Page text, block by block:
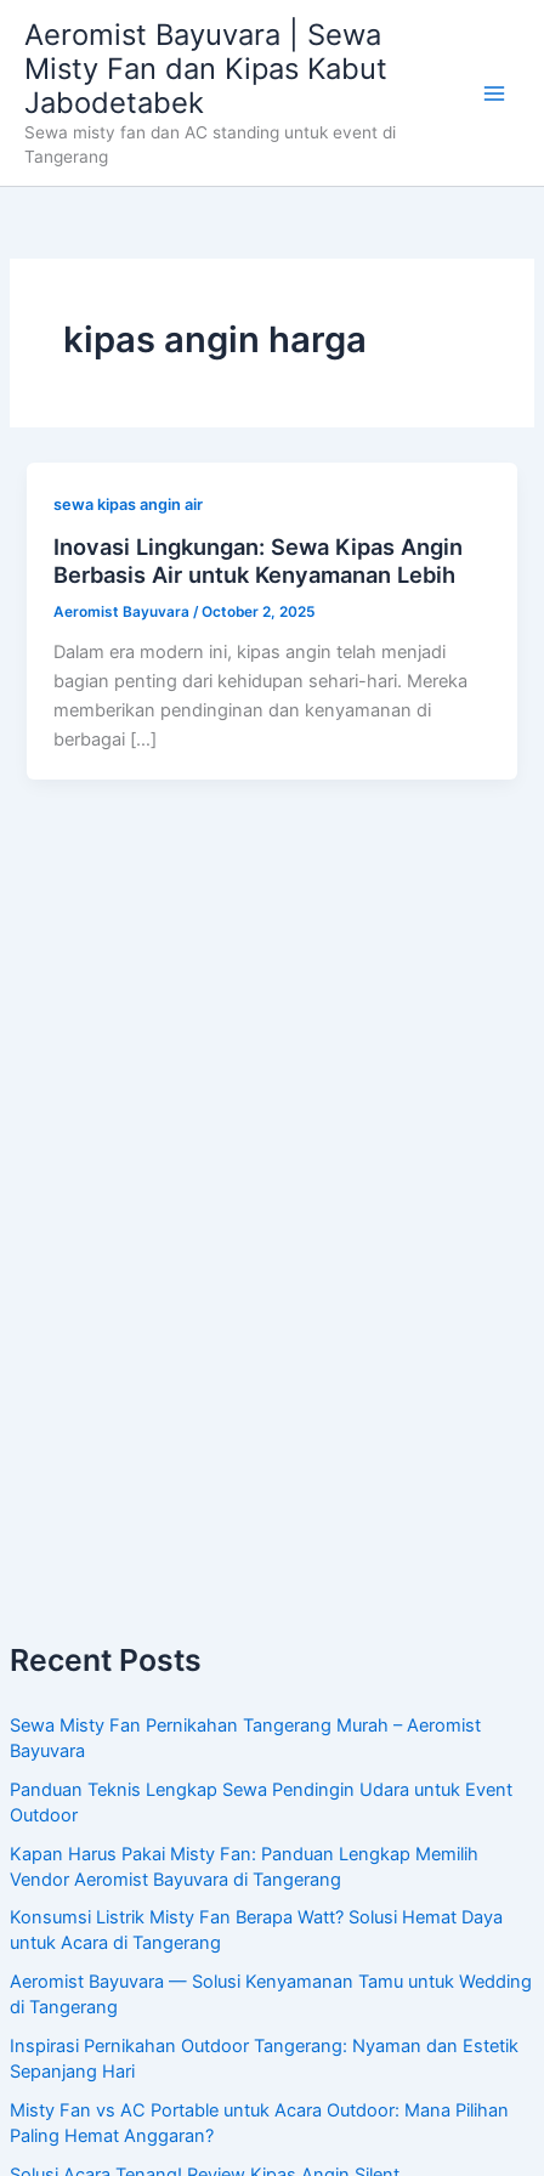
content
Aeromist Bayuvara | Sewa
Misty Fan dan Kipas Kabut
Jabodetabek
Sewa misty fan dan AC standing untuk event di
Tangerang
Recent Posts
Sewa Misty Fan Pernikahan Tangerang Murah – Aeromist
Bayuvara
Panduan Teknis Lengkap Sewa Pendingin Udara untuk Event
Outdoor
Kapan Harus Pakai Misty Fan: Panduan Lengkap Memilih
Vendor Aeromist Bayuvara di Tangerang
Konsumsi Listrik Misty Fan Berapa Watt? Solusi Hemat Daya
untuk Acara di Tangerang
Aeromist Bayuvara — Solusi Kenyamanan Tamu untuk Wedding
di Tangerang
Inspirasi Pernikahan Outdoor Tangerang: Nyaman dan Estetik
Sepanjang Hari
Misty Fan vs AC Portable untuk Acara Outdoor: Mana Pilihan
Paling Hemat Anggaran?
kipas angin harga
sewa kipas angin air
Inovasi Lingkungan: Sewa Kipas Angin
Berbasis Air untuk Kenyamanan Lebih
Aeromist Bayuvara /October 2, 2025
Dalam era modern ini, kipas angin telah menjadi
bagian penting dari kehidupan sehari-hari. Mereka
memberikan pendinginan dan kenyamanan di
berbagai […]